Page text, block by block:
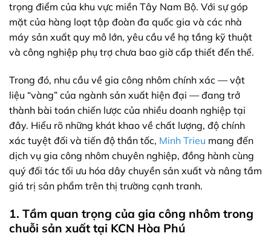
trọng điểm của khu vực miền Tây Nam Bộ. Với sự góp
mặt của hàng loạt tập đoàn đa quốc gia và các nhà
máy sản xuất quy mô lớn, yêu cầu về hạ tầng kỹ thuật
và công nghiệp phụ trợ chưa bao giờ cấp thiết đến thế.
Trong đó, nhu cầu về gia công nhôm chính xác — vật
liệu “vàng” của ngành sản xuất hiện đại — đang trở
thành bài toán chiến lược của nhiều doanh nghiệp tại
đây. Hiểu rõ những khát khao về chất lượng, độ chính
xác tuyệt đối và tiến độ thần tốc, Minh Trieu mang đến
dịch vụ gia công nhôm chuyên nghiệp, đồng hành cùng
quý đối tác tối ưu hóa dây chuyền sản xuất và nâng tầm
giá trị sản phẩm trên thị trường cạnh tranh.
1. Tầm quan trọng của gia công nhôm trong
chuỗi sản xuất tại KCN Hòa Phú